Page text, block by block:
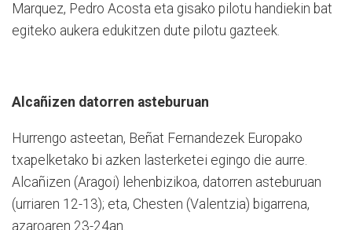
Marquez, Pedro Acosta eta gisako pilotu handiekin bat
egiteko aukera edukitzen dute pilotu gazteek.
Alcañizen datorren asteburuan
Hurrengo asteetan, Beñat Fernandezek Europako
txapelketako bi azken lasterketei egingo die aurre.
Alcañizen (Aragoi) lehenbizikoa, datorren asteburuan
(urriaren 12-13); eta, Chesten (Valentzia) bigarrena,
azaroaren 23-24an.